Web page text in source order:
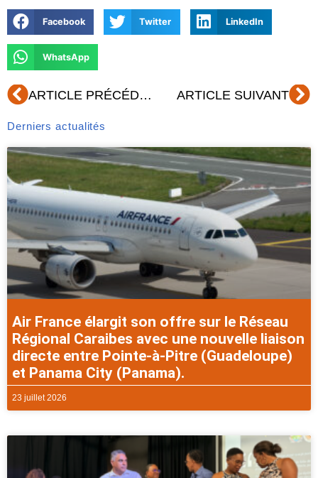
Facebook Twitter LinkedIn
WhatsApp
Précédent ARTICLE PRÉCÉDENT ARTICLE SUIVANT
Derniers actualités
Air France élargit son offre sur le Réseau
Régional Caraibes avec une nouvelle liaison
directe entre Pointe-à-Pitre (Guadeloupe)
et Panama City (Panama).
23 juillet 2026